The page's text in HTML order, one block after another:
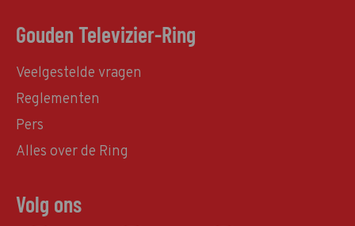
Gouden Televizier-Ring
Veelgestelde vragen
Reglementen
Pers
Alles over de Ring
Volg ons